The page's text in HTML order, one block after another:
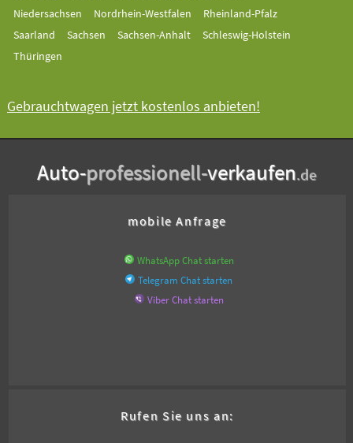
Niedersachsen
Nordrhein-Westfalen
Rheinland-Pfalz
Saarland
Sachsen Sachsen-Anhalt
Schleswig-Holstein
Thüringen
Gebrauchtwagen jetzt kostenlos anbieten!
Auto-professionell-verkaufen.de
mobile Anfrage
WhatsApp Chat starten
Telegram Chat starten
Viber Chat starten
Rufen Sie uns an: